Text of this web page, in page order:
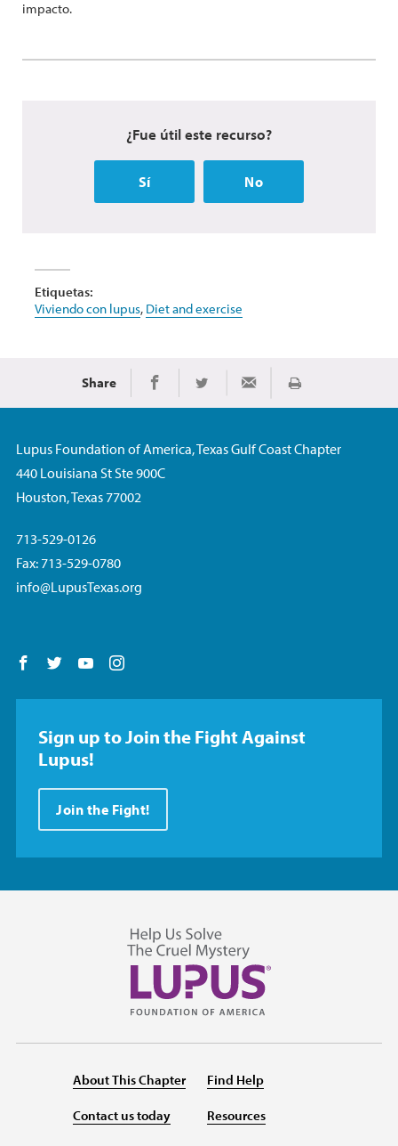
impacto.
¿Fue útil este recurso?
Sí No
Etiquetas:
Viviendo con lupus, Diet and exercise
Share Share on Facebook
Share on TwitterShare via EmailImprimir
Lupus Foundation of America, Texas Gulf Coast Chapter
440 Louisiana St Ste 900C
Houston, Texas 77002
713-529-0126
Fax: 713-529-0780
info@LupusTexas.org
Follow us on Facebook
Follow us on Twitter
Follow us on YouTube
Sign up to Join the Fight Against
Lupus!
Join the Fight!
About This Chapter
Contact us today
Find Help
Resources